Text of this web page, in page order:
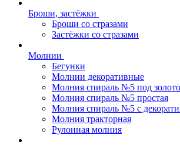
Броши, застёжки
Броши со стразами
Застёжки со стразами
Молнии
Бегунки
Молнии декоративные
Молния спираль №5 под
Молния спираль №5 простая
Молния спираль №5 с
Молния тракторная
Рулонная молния